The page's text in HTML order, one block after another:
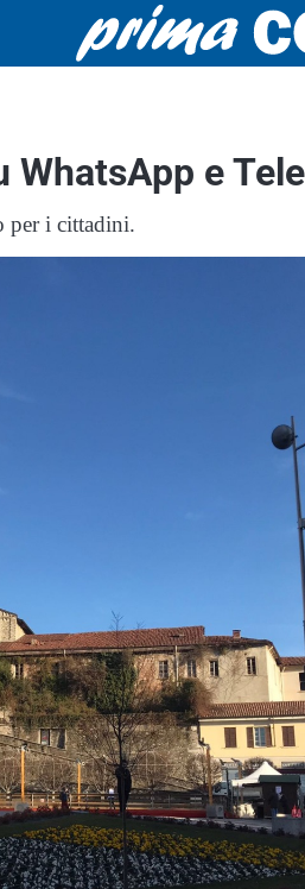
WhatsApp e
per i cittadini.